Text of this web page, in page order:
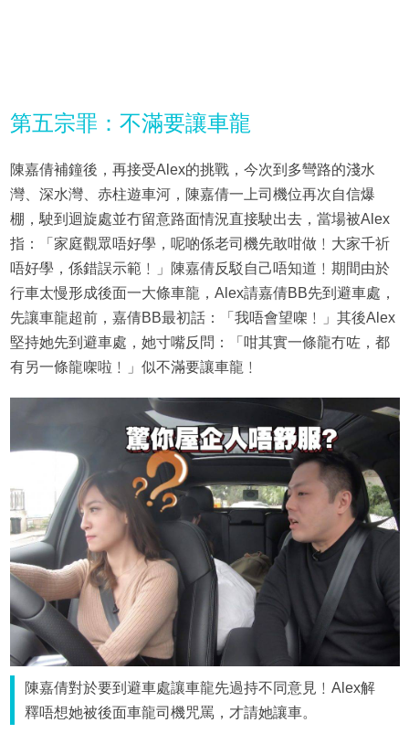
第五宗罪：不滿要讓車龍
陳嘉倩補鐘後，再接受Alex的挑戰，今次到多彎路的淺水
灣、深水灣、赤柱遊車河，陳嘉倩一上司機位再次自信爆
棚，駛到迴旋處並冇留意路面情況直接駛出去，當場被Alex
指：「家庭觀眾唔好學，呢啲係老司機先敢咁做﹗大家千祈
唔好學，係錯誤示範﹗」陳嘉倩反駁自己唔知道﹗期間由於
行車太慢形成後面一大條車龍，Alex請嘉倩BB先到避車處，
先讓車龍超前，嘉倩BB最初話：「我唔會望㗎﹗」其後Alex
堅持她先到避車處，她寸嘴反問：「咁其實一條龍冇咗，都
有另一條龍㗎啦﹗」似不滿要讓車龍﹗
陳嘉倩對於要到避車處讓車龍先過持不同意見﹗Alex解
釋唔想她被後面車龍司機咒罵，才請她讓車。